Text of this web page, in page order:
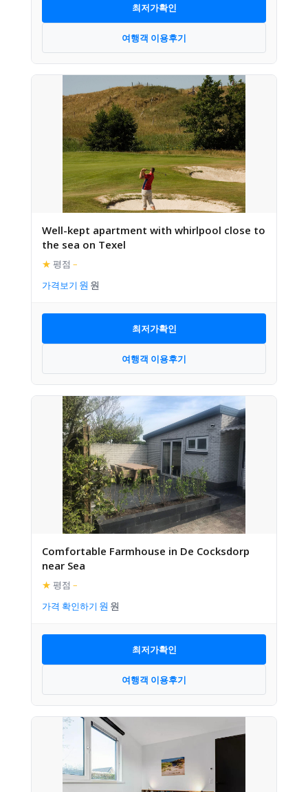
최저가확인
여행객 이용후기
Well-kept apartment with whirlpool close to
the sea on Texel
★ 평점 –
가격보기
최저가확인
여행객 이용후기
Comfortable Farmhouse in De Cocksdorp
near Sea
★ 평점 –
가격 확인하기
최저가확인
여행객 이용후기